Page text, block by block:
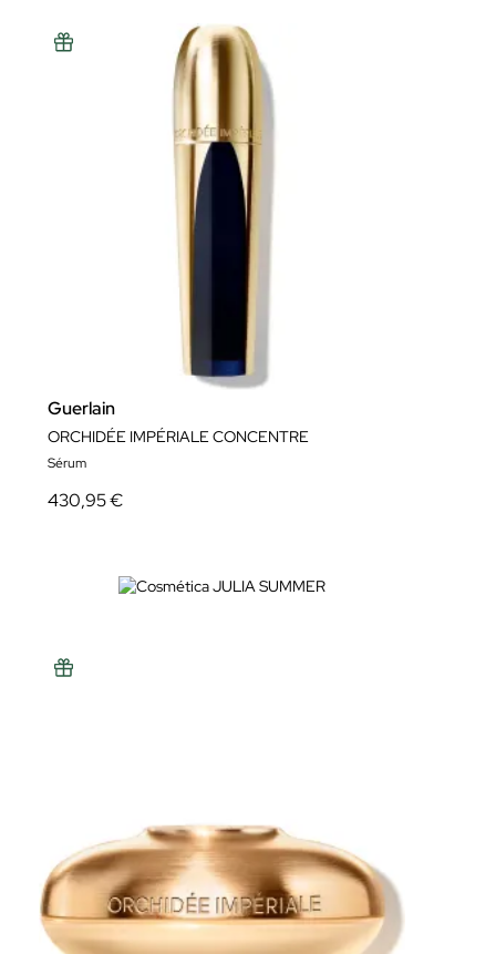
Guerlain
ORCHIDÉE IMPÉRIALE CONCENTRE
Sérum
430,95 €